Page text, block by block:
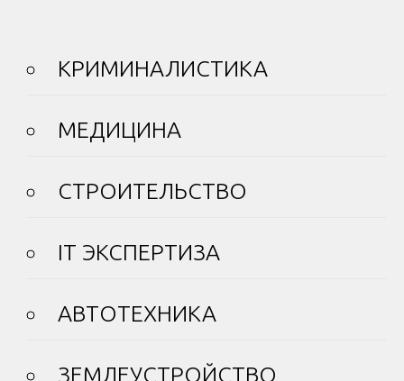
КРИМИНАЛИСТИКА
МЕДИЦИНА
СТРОИТЕЛЬСТВО
IT ЭКСПЕРТИЗА
АВТОТЕХНИКА
ЗЕМЛЕУСТРОЙСТВО